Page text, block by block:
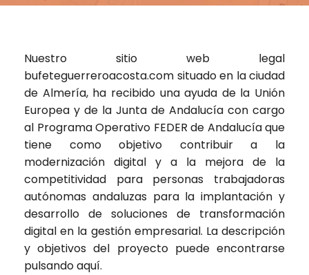
Nuestro sitio web legal
bufeteguerreroacosta.com situado en la ciudad
de Almería, ha recibido una ayuda de la Unión
Europea y de la Junta de Andalucía con cargo
al Programa Operativo FEDER de Andalucía que
tiene como objetivo contribuir a la
modernización digital y a la mejora de la
competitividad para personas trabajadoras
autónomas andaluzas para la implantación y
desarrollo de soluciones de transformación
digital en la gestión empresarial. La descripción
y objetivos del proyecto puede encontrarse
pulsandoaquí.